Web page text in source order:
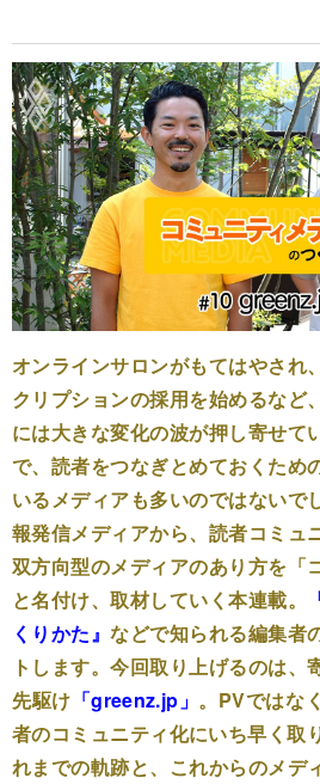
オンラインサロンがもてはやされ
クリプションの採用を始めるなど
には大きな変化の波が押し寄せて
で、読者をつなぎとめておくため
いるメディアも多いのではないで
報発信メディアから、読者コミュ
双方向型のメディアのあり方を「
と名付け、取材していく本連載。
くりかた』などで知られる編集者
トします。今回取り上げるのは、
先駆け 「greenz.jp」 。PVではな
者のコミュニティ化にいち早く取
れまでの軌跡と、これからのメデ